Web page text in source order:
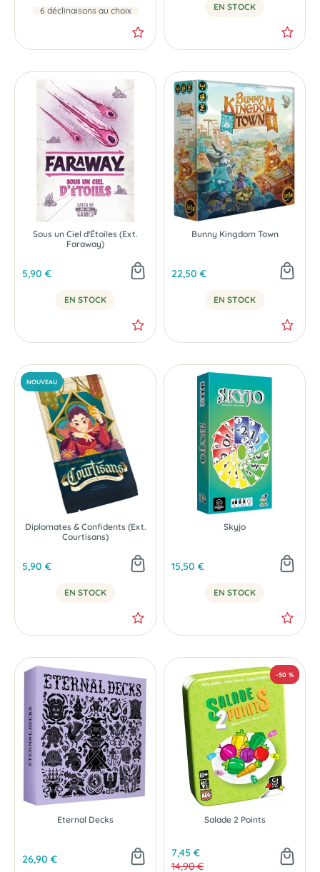
6 déclinaisons au choix NOUVEAU
EN STOCK
Sous un Ciel d'Étoiles (Ext.
Faraway)
5,90 €
EN STOCK
Bunny Kingdom Town
22,50 €
EN STOCK
NOUVEAU
Diplomates & Confidents (Ext.
Courtisans)
5,90 €
EN STOCK
Skyjo
15,50 €
EN STOCK
Eternal Decks
26,90 €
Salade 2 Points
7,45 €
14,90 €